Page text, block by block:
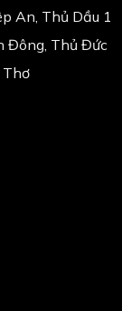
An, Thủ Dầu 1
Đông, Thủ Đức
Thơ